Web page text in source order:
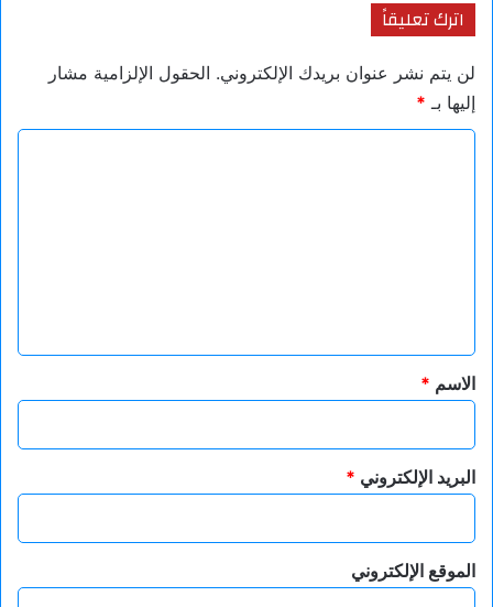
اترك تعليقاً
لن يتم نشر عنوان بريدك الإلكتروني. الحقول الإلزامية مشار
إليها بـ *
*
الاسم *
البريد الإلكتروني *
الموقع الإلكتروني